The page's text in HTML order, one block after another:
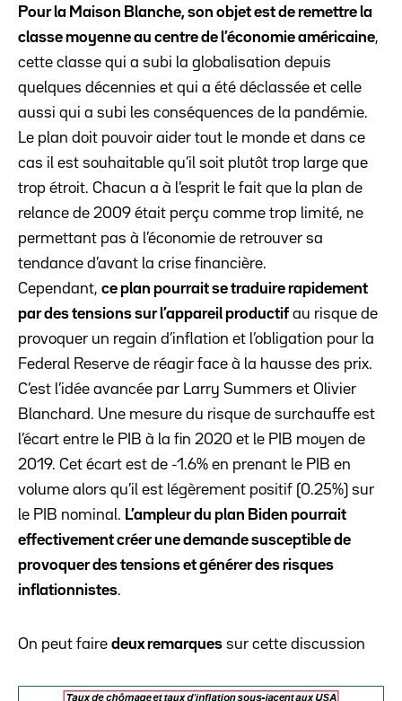
Pour la Maison Blanche, son objet est de remettre la
classe moyenne au centre de l’économie américaine,
cette classe qui a subi la globalisation depuis
quelques décennies et qui a été déclassée et celle
aussi qui a subi les conséquences de la pandémie.
Le plan doit pouvoir aider tout le monde et dans ce
cas il est souhaitable qu’il soit plutôt trop large que
trop étroit. Chacun a à l’esprit le fait que la plan de
relance de 2009 était perçu comme trop limité, ne
permettant pas à l’économie de retrouver sa
tendance d’avant la crise financière.
Cependant, ce plan pourrait se traduire rapidement
par des tensions sur l’appareil productif au risque de
provoquer un regain d’inflation et l’obligation pour la
Federal Reserve de réagir face à la hausse des prix.
C’est l’idée avancée par Larry Summers et Olivier
Blanchard. Une mesure du risque de surchauffe est
l’écart entre le PIB à la fin 2020 et le PIB moyen de
2019. Cet écart est de -1.6% en prenant le PIB en
volume alors qu’il est légèrement positif (0.25%) sur
le PIB nominal. L’ampleur du plan Biden pourrait
effectivement créer une demande susceptible de
provoquer des tensions et générer des risques
inflationnistes.
On peut faire deux remarques sur cette discussion